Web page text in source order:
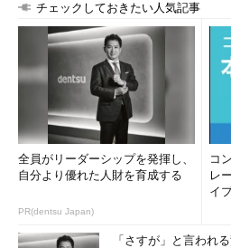
チェックしておきたい人気記事
全員がリーダーシップを発揮し、
自分より優れた人財を育成する
PR(dentsu Japan)
コ
レ
イ
「さすが」と言われ